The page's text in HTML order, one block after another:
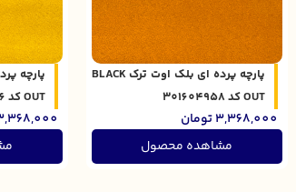
پارچه پرده ای بلک اوت ترک BLACK
OUT کد 301604958
3,368,000تومان
مشاهده محصول
OUT کد 301604956